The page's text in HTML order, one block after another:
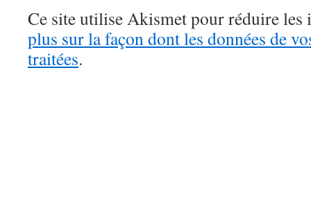
Ce site utilise Akismet pour réduire les
plus sur la façon dont les données de
traitées.